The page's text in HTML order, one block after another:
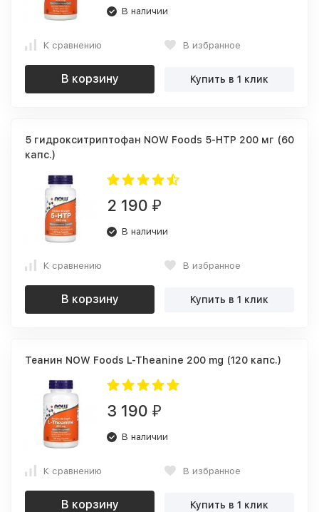
В наличии
К сравнению В избранное
В корзину Купить в 1 клик
5 гидрокситриптофан NOW Foods 5-HTP 200 мг (60
капс.)
2 190 ₽
В наличии
К сравнению В избранное
В корзину Купить в 1 клик
Теанин NOW Foods L-Theanine 200 mg (120 капс.)
3 190 ₽
В наличии
К сравнению В избранное
В корзину Купить в 1 клик